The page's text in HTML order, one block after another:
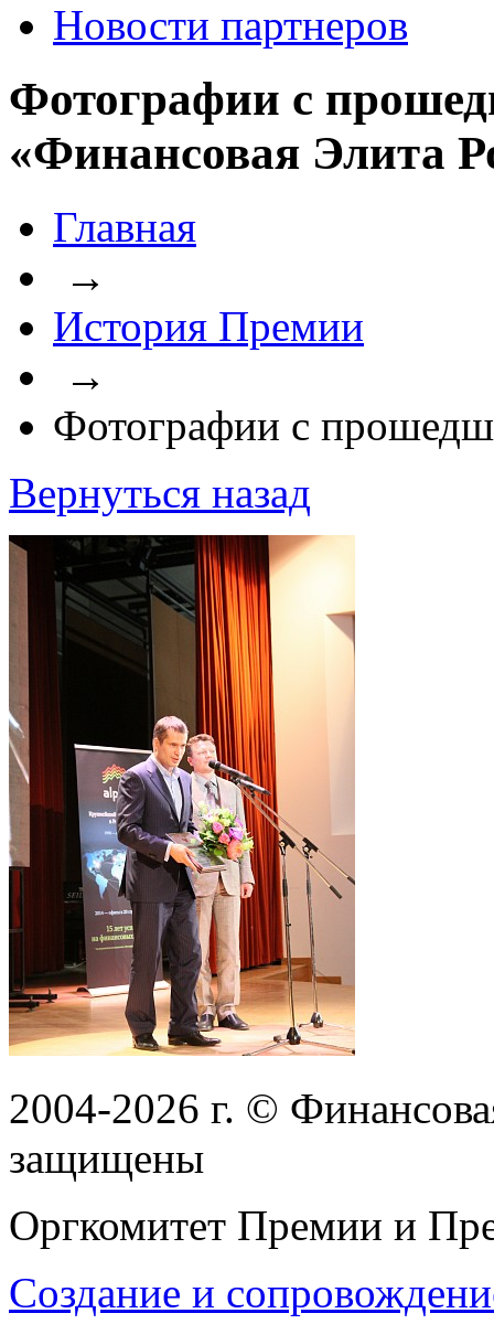
Новости партнеров
Фотографии с
«Финансовая Элита
Главная
→
История Премии
→
Фотографии с
Вернуться назад
2004-2026 г. ©
защищены
Оргкомитет Премии и
Создание и